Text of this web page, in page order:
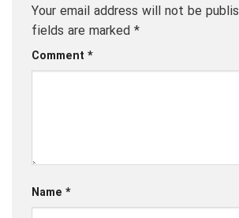
Your email address will not be
fields are marked *
Comment *
Name *